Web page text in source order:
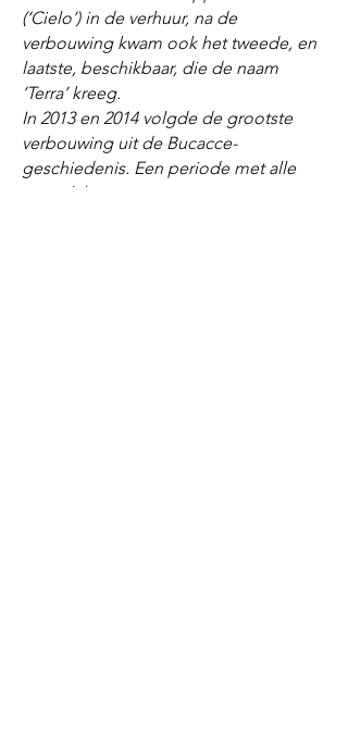
(‘Cielo’) in de verhuur, na de
verbouwing kwam ook het tweede, en
laatste, beschikbaar, die de naam
‘Terra’ kreeg.
In 2013 en 2014 volgde de grootste
verbouwing uit de Bucacce-
geschiedenis. Een periode met alle
mogelijke stress en inspanningen,